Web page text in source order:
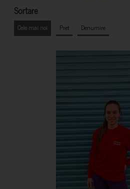
Sortare
Cele mai noi Pret Denumire